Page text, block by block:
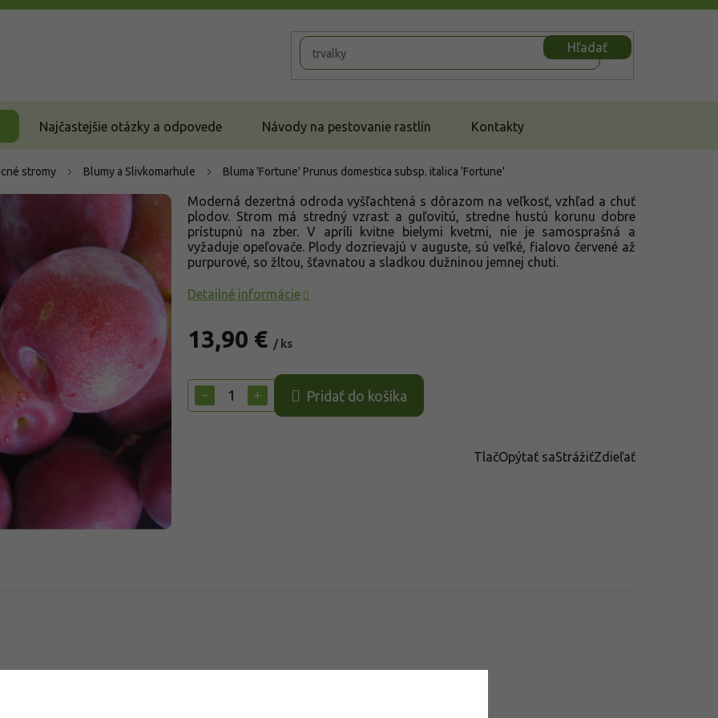
Hľadať
Najčastejšie otázky a odpovede Návody na pestovanie rastlín Kontakty
stromy Blumy a Slivkomarhule Bluma 'Fortune' Prunus domestica subsp. italica 'Fortune'
13,90 € / ks
cena:
+
− Pridať do košíka
Moderná dezertná odroda vyšľachtená s dôrazom na veľkosť, vzhľad a chuť
plodov. Strom má stredný vzrast a guľovitú, stredne hustú korunu dobre
prístupnú na zber. V apríli kvitne bielymi kvetmi, nie je samosprašná a
vyžaduje opeľovače. Plody dozrievajú v auguste, sú veľké, fialovo červené až
purpurové, so žltou, šťavnatou a sladkou dužninou jemnej chuti.
Detailné informácie
TlačOpýtať saStrážiťZdieľať
odrody vyšľachtené s dôrazom na veľkosť plodov,